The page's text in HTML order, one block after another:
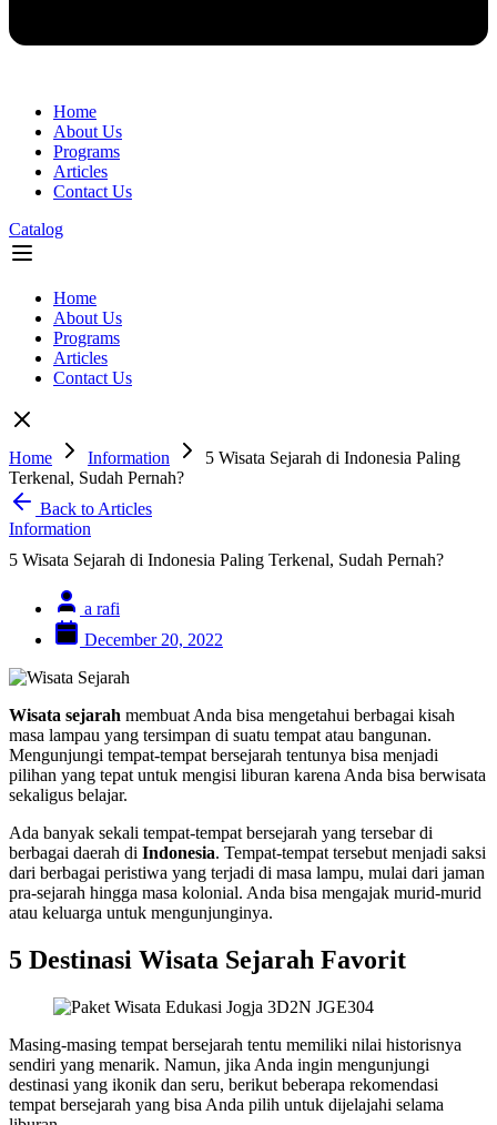
Home
About Us
Programs
Articles
Contact Us
Catalog
Flyout
Home
About Us
Programs
Articles
Contact Us
Home Information
5 Wisata Sejarah di Indonesia Paling
Terkenal, Sudah Pernah?
Back to Articles
Information
5 Wisata Sejarah di Indonesia Paling Terkenal, Sudah Pernah?
a rafi
December 20, 2022
Wisata sejarah membuat Anda bisa mengetahui berbagai kisah
masa lampau yang tersimpan di suatu tempat atau bangunan.
Mengunjungi tempat-tempat bersejarah tentunya bisa menjadi
pilihan yang tepat untuk mengisi liburan karena Anda bisa berwisata
sekaligus belajar.
Ada banyak sekali tempat-tempat bersejarah yang tersebar di
berbagai daerah di Indonesia. Tempat-tempat tersebut menjadi saksi
dari berbagai peristiwa yang terjadi di masa lampu, mulai dari jaman
pra-sejarah hingga masa kolonial. Anda bisa mengajak murid-murid
atau keluarga untuk mengunjunginya.
5 Destinasi Wisata Sejarah Favorit
Masing-masing tempat bersejarah tentu memiliki nilai historisnya
sendiri yang menarik. Namun, jika Anda ingin mengunjungi
destinasi yang ikonik dan seru, berikut beberapa rekomendasi
tempat bersejarah yang bisa Anda pilih untuk dijelajahi selama